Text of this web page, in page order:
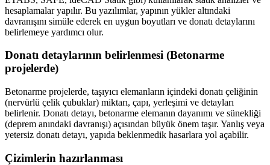
hesaplamalar yapılır. Bu yazılımlar, yapının yükler altındaki
davranışını simüle ederek en uygun boyutları ve donatı detaylarını
belirlemeye yardımcı olur.
Donatı detaylarının belirlenmesi (Betonarme
projelerde)
Betonarme projelerde, taşıyıcı elemanların içindeki donatı çeliğinin
(nervürlü çelik çubuklar) miktarı, çapı, yerleşimi ve detayları
belirlenir. Donatı detayı, betonarme elemanın dayanımı ve sünekliği
(deprem anındaki davranışı) açısından büyük önem taşır. Yanlış veya
yetersiz donatı detayı, yapıda beklenmedik hasarlara yol açabilir.
Çizimlerin hazırlanması